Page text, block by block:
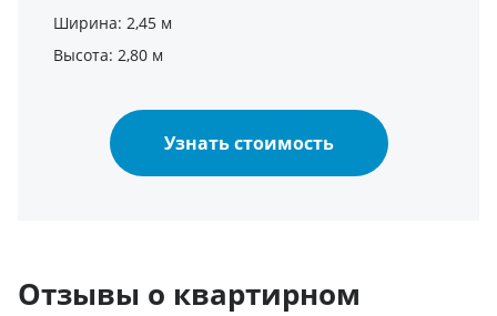
Ширина: 2,45 м
Высота: 2,80 м
Узнать стоимость
Отзывы о квартирном